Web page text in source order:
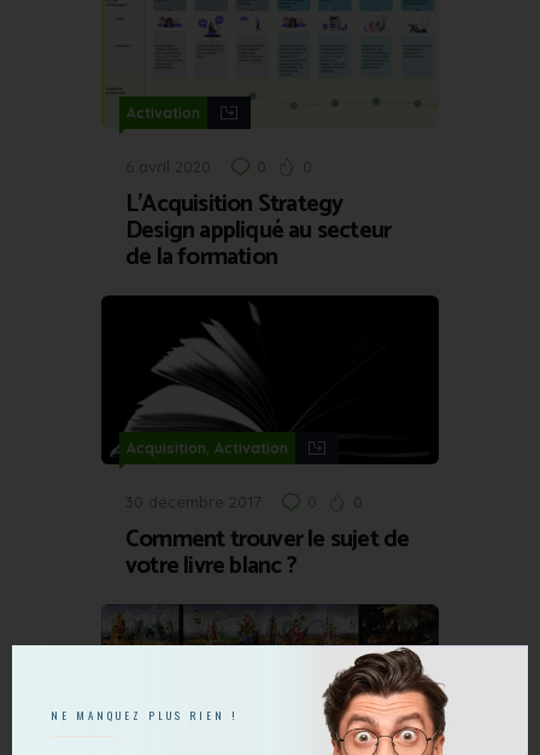
Activation
6 avril 2020 0 0
L’Acquisition Strategy
Design appliqué au secteur
de la formation
Acquisition, Activation
30 décembre 2017 0 0
Comment trouver le sujet de
votre livre blanc ?
NE MANQUEZ PLUS RIEN !